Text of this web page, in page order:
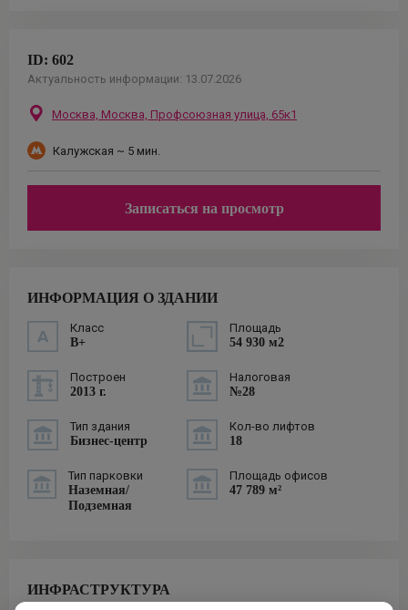
ID: 602
Актуальность информации: 13.07.2026
Москва, Москва, Профсоюзная улица, 65к1
Калужская ~ 5 мин.
Записаться на просмотр
ИНФОРМАЦИЯ О ЗДАНИИ
Класс
B+
Площадь
54 930 м2
Построен
2013 г.
Налоговая
№28
Тип здания
Бизнес-центр
Кол-во лифтов
18
Тип парковки
Наземная/
Подземная
Площадь офисов
47 789 м²
ИНФРАСТРУКТУРА